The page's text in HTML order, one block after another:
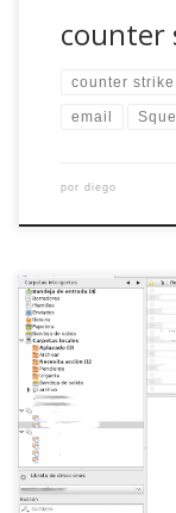
counter
counter strike
email
por diego
Con retraso, lo
hacer el
pronunciación en
Linux pierde
Canonical
programadores